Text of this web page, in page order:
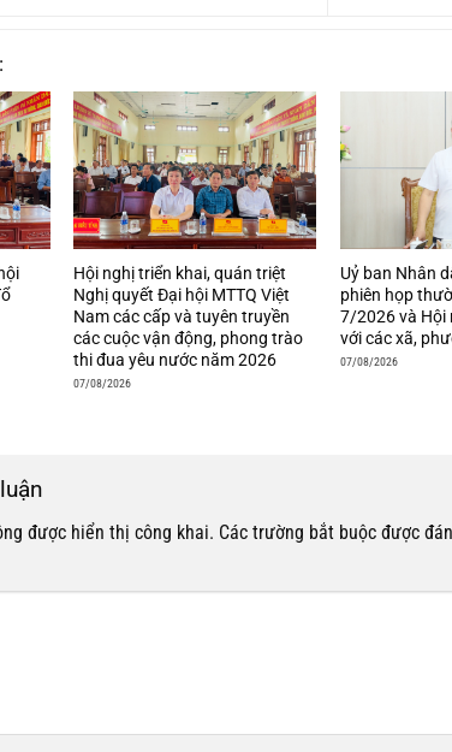
Hội nghị triển khai, quán triệt
Nghị quyết Đại hội MTTQ Việt
Nam các cấp và tuyên truyền
các cuộc vận động, phong trào
thi đua yêu nước năm 2026
07/08/2026
Uỷ ban Nhân
phiên họp
7/2026 và Hội
với các xã,
07/08/2026
được hiển thị công khai. Các trường bắt buộc được